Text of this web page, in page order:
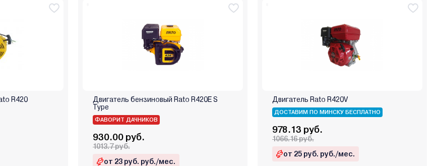
R420
Двигатель бензиновый Rato R420E S
Type
ФАВОРИТ ДАЧНИКОВ
930.00 руб.
1013.7 руб.
от 23 руб. руб./мес.
Двигатель Rato R420V
ДОСТАВИМ ПО МИНСКУ БЕСПЛАТНО
978.13 руб.
1066.16 руб.
от 25 руб. руб./мес.